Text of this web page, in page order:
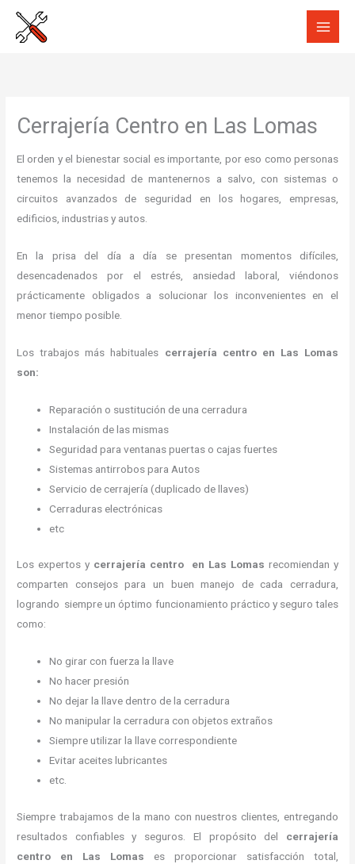
Cerrajería Centro en Las Lomas
El orden y el bienestar social es importante, por eso como personas
tenemos la necesidad de mantenernos a salvo, con sistemas o
circuitos avanzados de seguridad en los hogares, empresas,
edificios, industrias y autos.
En la prisa del día a día se presentan momentos difíciles,
desencadenados por el estrés, ansiedad laboral, viéndonos
prácticamente obligados a solucionar los inconvenientes en el
menor tiempo posible.
Los trabajos más habituales cerrajería centro en Las Lomas
son:
Reparación o sustitución de una cerradura
Instalación de las mismas
Seguridad para ventanas puertas o cajas fuertes
Sistemas antirrobos para Autos
Servicio de cerrajería (duplicado de llaves)
Cerraduras electrónicas
etc
Los expertos y cerrajería centro en Las Lomas recomiendan y
comparten consejos para un buen manejo de cada cerradura,
logrando siempre un óptimo funcionamiento práctico y seguro tales
como:
No girar con fuerza la llave
No hacer presión
No dejar la llave dentro de la cerradura
No manipular la cerradura con objetos extraños
Siempre utilizar la llave correspondiente
Evitar aceites lubricantes
etc.
Siempre trabajamos de la mano con nuestros clientes, entregando
resultados confiables y seguros. El propósito del cerrajería
centro en Las Lomas es proporcionar satisfacción total,